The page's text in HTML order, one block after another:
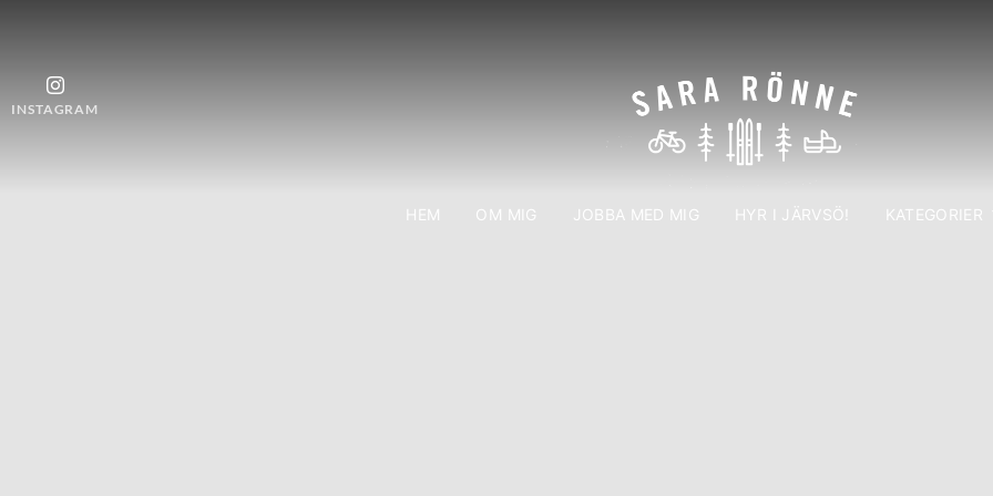
INSTAGRAM
HEM OM MIG JOBBA MED MIG HYR I JÄRVSÖ! KATEGORIER